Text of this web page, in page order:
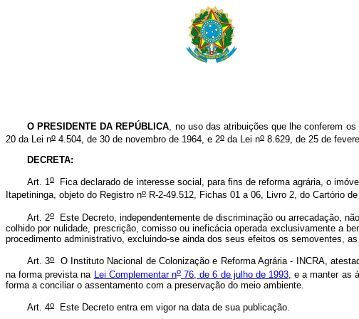
O PRESIDENTE DA REPÚBLICA, no uso das atribuições que lhe conferem
20 da Lei no 4.504, de 30 de novembro de 1964, e 2o da Lei no 8.629, de 25 de
DECRETA:
Art. 1o
Fica declarado de interesse social, para fins de reforma agrária, o
Itapetininga, objeto do Registro no R-2-49.512, Fichas 01 a 06, Livro 2, do Cartório
Art. 2o
Este Decreto, independentemente de discriminação ou arrecadação,
colhido por nulidade, prescrição, comisso ou ineficácia operada exclusivamente a
procedimento administrativo, excluindo-se ainda dos seus efeitos os semoventes,
Art. 3oO Instituto Nacional de Colonização e Reforma Agrária - INCRA,
na forma prevista na Lei Complementar no76, de 6 de julho de 1993, e a manter as
forma a conciliar o assentamento com a preservação do meio ambiente.
Art. 4o Este Decreto entra em vigor na data de sua publicação.